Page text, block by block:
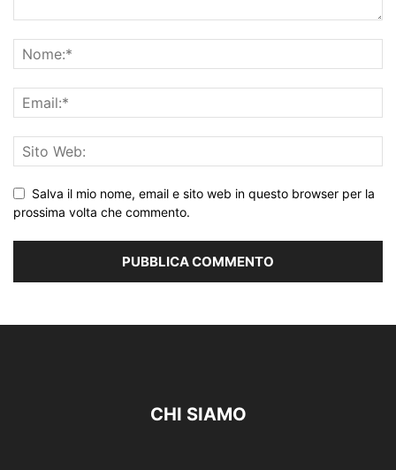
Salva il mio nome, email e sito web in questo browser per la
prossima volta che commento.
CHI SIAMO